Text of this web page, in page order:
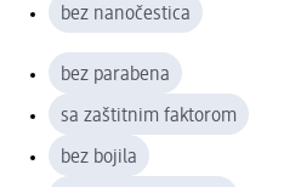
bez nanočestica
bez parabena
sa zaštitnim faktorom
bez bojila